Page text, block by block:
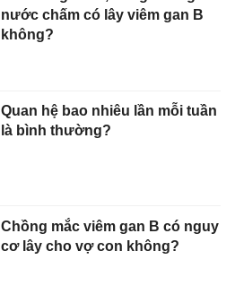
nước chấm có lây viêm gan B
không?
Quan hệ bao nhiêu lần mỗi tuần
là bình thường?
Chồng mắc viêm gan B có nguy
cơ lây cho vợ con không?